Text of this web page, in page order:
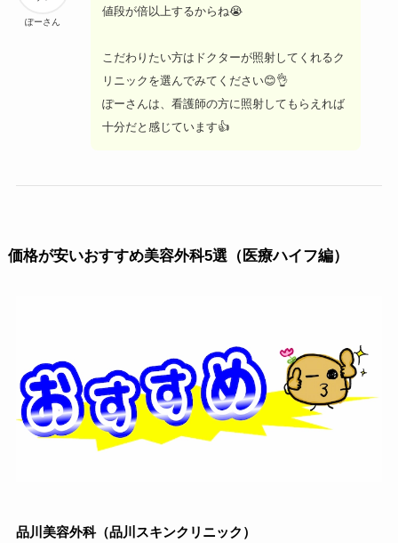
ぽーさん
値段が倍以上するからね😭
こだわりたい方はドクターが照射してくれるク
リニックを選んでみてください😊👌
ぽーさんは、看護師の方に照射してもらえれば
十分だと感じています👍
価格が安いおすすめ美容外科5選（医療ハイフ編）
品川美容外科（品川スキンクリニック）